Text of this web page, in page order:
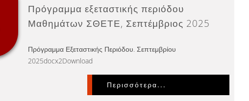
Πρόγραμμα εξεταστικής περιόδου
Μαθημάτων ΣΘΕΤΕ, Σεπτέμβριος 2025
Πρόγραμμα Εξεταστικής Περιόδου. Σεπτεμβρίου
2025docx2Download
Περισσότερα...